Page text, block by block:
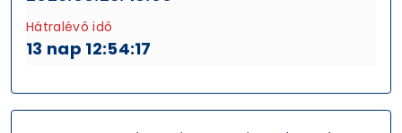
Hátralévő idő
13 nap 12:54:16